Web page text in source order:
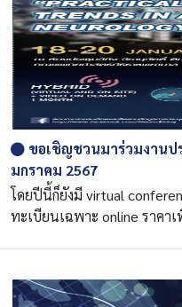
ขอเชิญชวนมาร่วมงานป
มกราคม 2567
โดยปีนี้ก็ยังมี virtual
ทะเบียนเฉพาะ online ราคา